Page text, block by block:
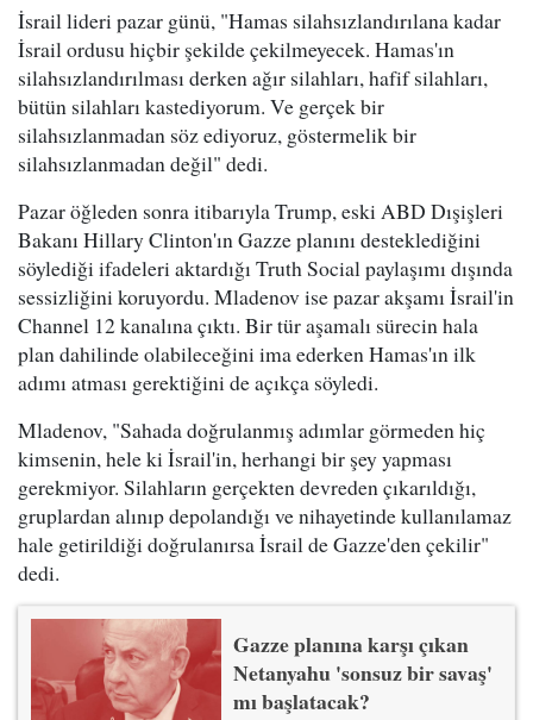
İsrail lideri pazar günü, "Hamas silahsızlandırılana kadar
İsrail ordusu hiçbir şekilde çekilmeyecek. Hamas'ın
silahsızlandırılması derken ağır silahları, hafif silahları,
bütün silahları kastediyorum. Ve gerçek bir
silahsızlanmadan söz ediyoruz, göstermelik bir
silahsızlanmadan değil" dedi.
Pazar öğleden sonra itibarıyla Trump, eski ABD Dışişleri
Bakanı Hillary Clinton'ın Gazze planını desteklediğini
söylediği ifadeleri aktardığı Truth Social paylaşımı dışında
sessizliğini koruyordu. Mladenov ise pazar akşamı İsrail'in
Channel 12 kanalına çıktı. Bir tür aşamalı sürecin hala
plan dahilinde olabileceğini ima ederken Hamas'ın ilk
adımı atması gerektiğini de açıkça söyledi.
Mladenov, "Sahada doğrulanmış adımlar görmeden hiç
kimsenin, hele ki İsrail'in, herhangi bir şey yapması
gerekmiyor. Silahların gerçekten devreden çıkarıldığı,
gruplardan alınıp depolandığı ve nihayetinde kullanılamaz
hale getirildiği doğrulanırsa İsrail de Gazze'den çekilir"
dedi.
Gazze planına karşı çıkan
Netanyahu 'sonsuz bir savaş'
mı başlatacak?